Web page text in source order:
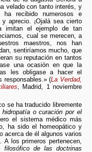
velado con tanto interés, y
recibido numerosos e
aprecio. ¡Ojalá sea cierto
imitan el ejemplo de tan
cual se merecen, a
maestros, nos han
sentiríamos mucho, que
su reputación en tantos
una ocasión en que la
les obligase a hacer el
responsables.» (La Verdad,
, Madrid, 1 noviembre
se ha traducido libremente
hidropatía o curación por el
el sistema médico más
ha sido el homeopático y
acerca de él algunos varios
los primeros pertenecen,
filosófico de las doctrinas